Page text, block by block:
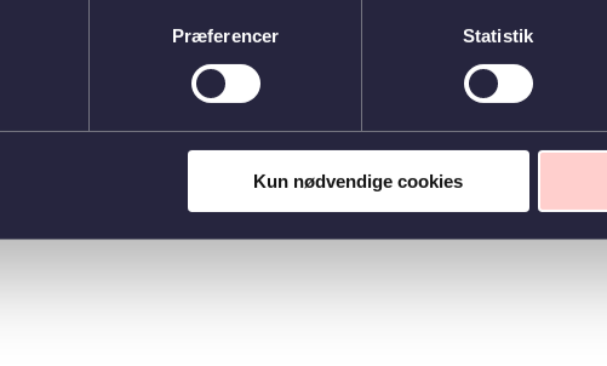
Præferencer Statistik
Kun nødvendige cookies